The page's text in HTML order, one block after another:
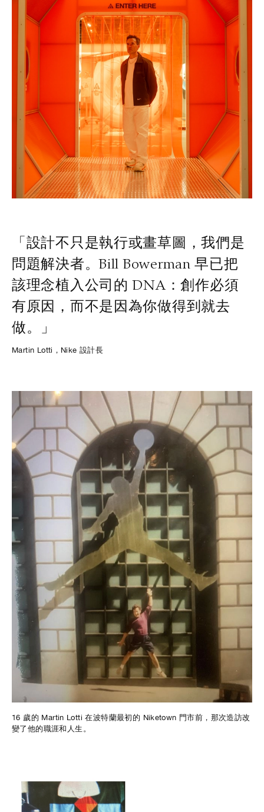
「設計不只是執行或畫草圖，我們是
問題解決者。Bill Bowerman 早已把
該理念植入公司的 DNA：創作必須
有原因，而不是因為你做得到就去
做。」
Martin Lotti，Nike 設計長
16 歲的 Martin Lotti 在波特蘭最初的 Niketown 門市前，那次造訪改
變了他的職涯和人生。